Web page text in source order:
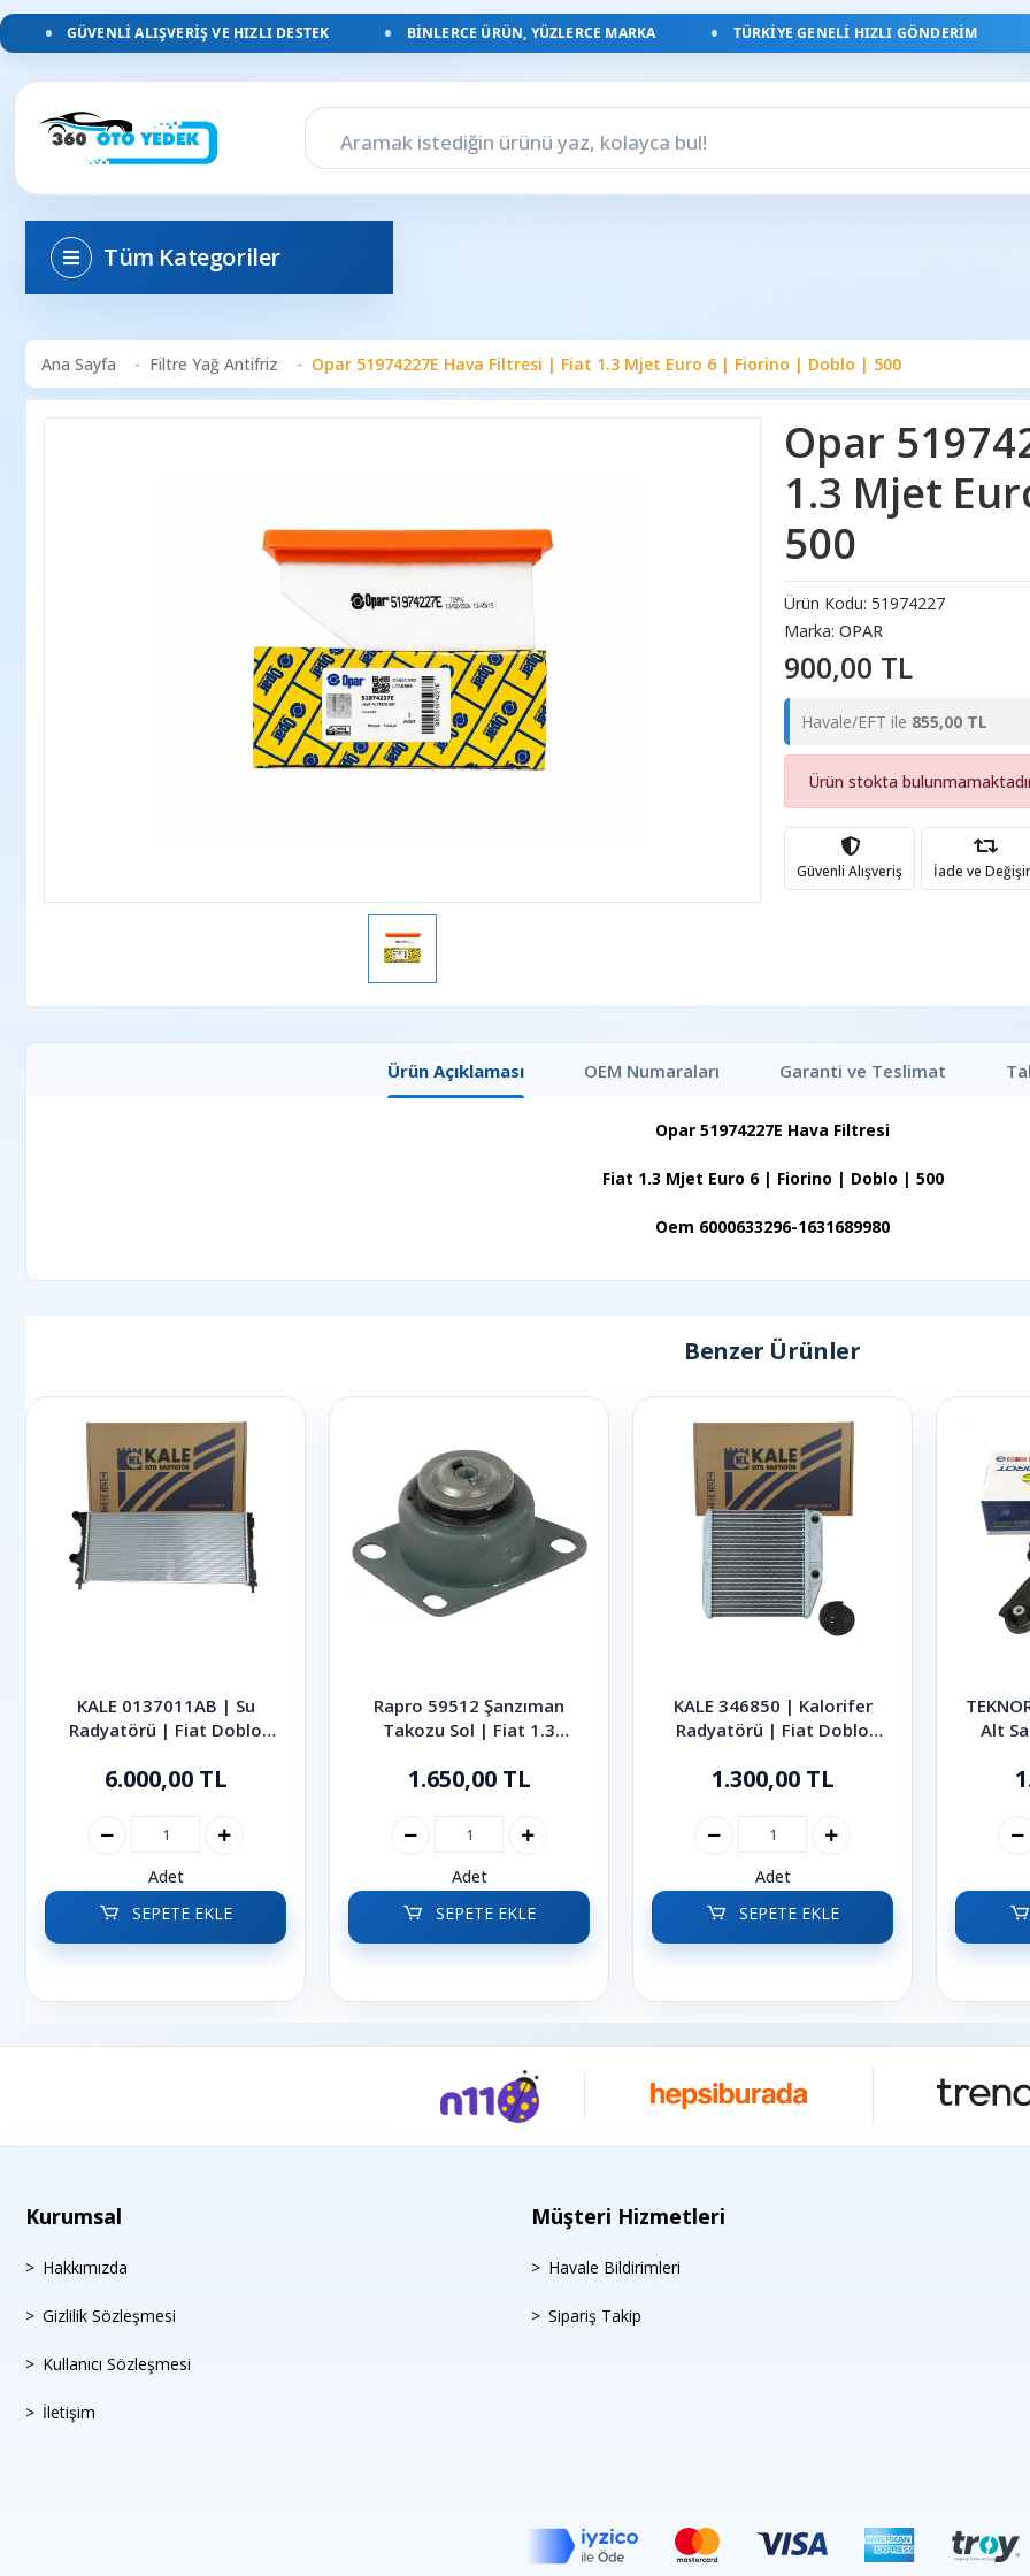
GÜVENLI ALIŞVERIŞ VE HIZLI DESTEK BINLERCE ÜRÜN, YÜZLERCE MARKA TÜRKIYE GENELI HIZLI GÖNDERIM
Tüm Kategoriler
Ana Sayfa Filtre Yağ Antifriz Opar 51974227E Hava Filtresi | Fiat 1.3 Mjet Euro 6 | Fiorino | Doblo | 500
Opar
1.3 Mjet
500
Ürün Kodu: 51974227
Marka: OPAR
900,00 TL
Havale/EFT ile 855,00 TL
Ürün stokta
Güvenli Alışveriş İade ve
Ürün Açıklaması Garanti ve Teslimat
OEM Numaraları
Opar 51974227E Hava Filtresi
Fiat 1.3 Mjet Euro 6 | Fiorino | Doblo | 500
Oem 6000633296-1631689980
Benzer Ürünler
KALE 0137011AB | Su
Radyatörü | Fiat Doblo
6.000,00 TL
Adet
SEPETE EKLE
Rapro 59512 Şanzıman
Takozu Sol | Fiat 1.3
1.650,00 TL
Adet
SEPETE EKLE
KALE 346850 | Kalorifer
Radyatörü | Fiat Doblo
2021
1.300,00 TL
Adet
SEPETE EKLE
Alt
Kurumsal
Hakkımızda
Gizlilik Sözleşmesi
Kullanıcı Sözleşmesi
İletişim
Müşteri Hizmetleri
Havale Bildirimleri
Sipariş Takip